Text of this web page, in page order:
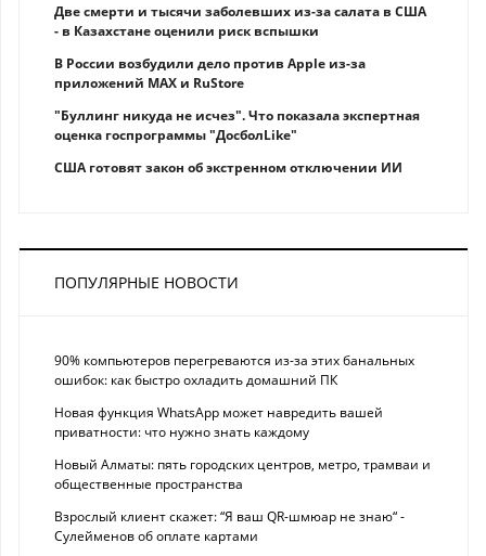
Две смерти и тысячи заболевших из-за салата в США
- в Казахстане оценили риск вспышки
В России возбудили дело против Apple из-за
приложений MAX и RuStore
"Буллинг никуда не исчез". Что показала экспертная
оценка госпрограммы "ДосболLike"
США готовят закон об экстренном отключении ИИ
ПОПУЛЯРНЫЕ НОВОСТИ
90% компьютеров перегреваются из-за этих банальных
ошибок: как быстро охладить домашний ПК
Новая функция WhatsApp может навредить вашей
приватности: что нужно знать каждому
Новый Алматы: пять городских центров, метро, трамваи и
общественные пространства
Взрослый клиент скажет: “Я ваш QR-шмюар не знаю“ -
Сулейменов об оплате картами